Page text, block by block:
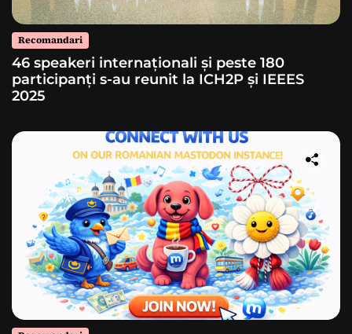
Recomandari
46 speakeri internaționali și peste 180
participanți s-au reunit la ICH2P și IEEES
2025